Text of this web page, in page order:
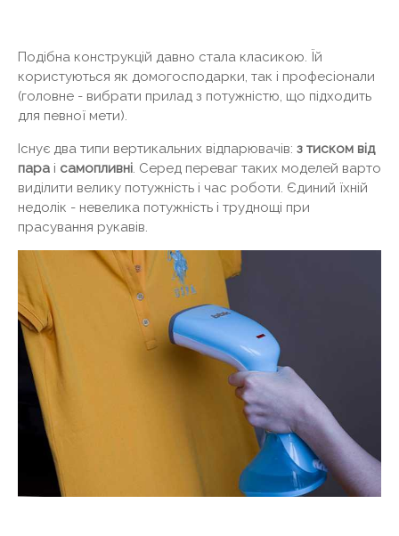
Подібна конструкцій давно стала класикою. Їй
користуються як домогосподарки, так і професіонали
(головне - вибрати прилад з потужністю, що підходить
для певної мети).
Існує два типи вертикальних відпарювачів: з тиском від
пара і самопливні. Серед переваг таких моделей варто
виділити велику потужність і час роботи. Єдиний їхній
недолік - невелика потужність і труднощі при
прасування рукавів.